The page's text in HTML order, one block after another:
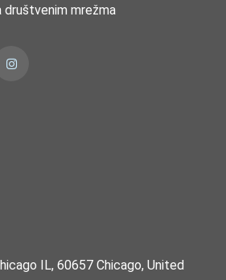
društvenim mrežma
IL, 60657 Chicago, United